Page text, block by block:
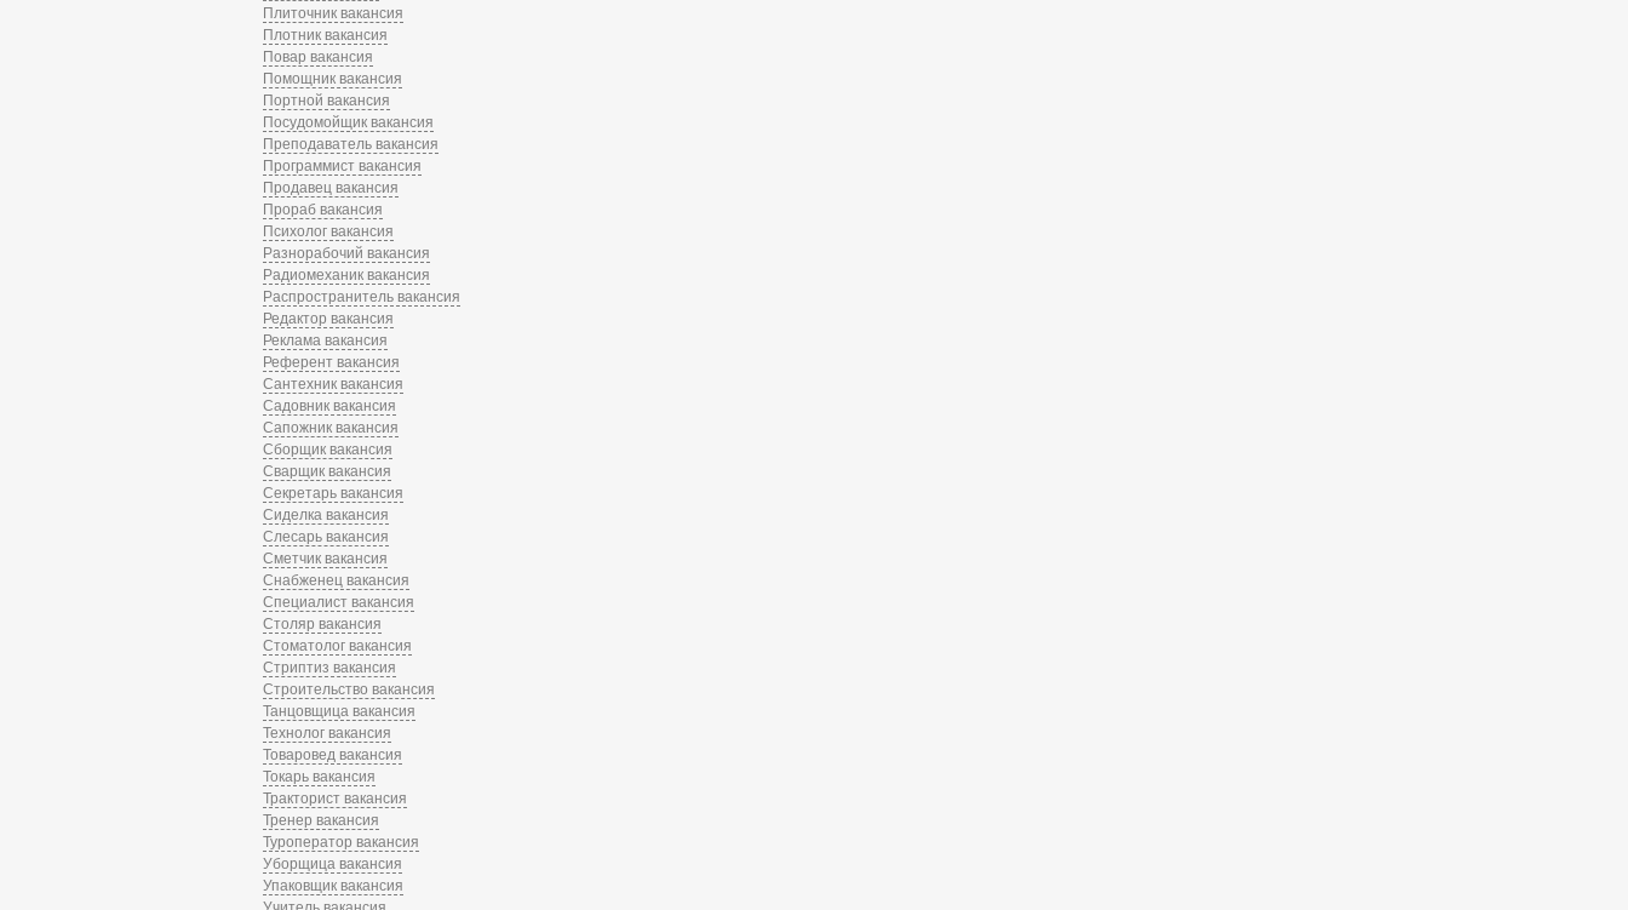
Плиточник вакансия
Плотник вакансия
Повар вакансия
Помощник вакансия
Портной вакансия
Посудомойщик вакансия
Преподаватель вакансия
Программист вакансия
Продавец вакансия
Прораб вакансия
Психолог вакансия
Разнорабочий вакансия
Радиомеханик вакансия
Распространитель вакансия
Редактор вакансия
Реклама вакансия
Референт вакансия
Сантехник вакансия
Садовник вакансия
Сапожник вакансия
Сборщик вакансия
Сварщик вакансия
Секретарь вакансия
Сиделка вакансия
Слесарь вакансия
Сметчик вакансия
Снабженец вакансия
Специалист вакансия
Столяр вакансия
Стоматолог вакансия
Стриптиз вакансия
Строительство вакансия
Танцовщица вакансия
Технолог вакансия
Товаровед вакансия
Токарь вакансия
Тракторист вакансия
Тренер вакансия
Туроператор вакансия
Уборщица вакансия
Упаковщик вакансия
Учитель вакансия